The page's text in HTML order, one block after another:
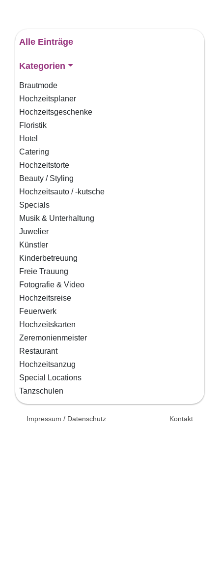
Alle Einträge
Kategorien
Brautmode
Hochzeitsplaner
Hochzeitsgeschenke
Floristik
Hotel
Catering
Hochzeitstorte
Beauty / Styling
Hochzeitsauto / -kutsche
Specials
Musik & Unterhaltung
Juwelier
Künstler
Kinderbetreuung
Freie Trauung
Fotografie & Video
Hochzeitsreise
Feuerwerk
Hochzeitskarten
Zeremonienmeister
Restaurant
Hochzeitsanzug
Special Locations
Tanzschulen
Impressum / Datenschutz Kontakt
© 2026 Unsertag.de - Ihr